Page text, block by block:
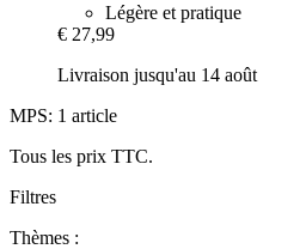
Légère et pratique
€ 27,99
Livraison jusqu'au 14 août
MPS: 1 article
Tous les prix TTC.
Filtres
Thèmes :